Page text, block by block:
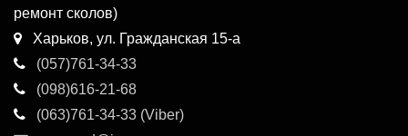
ремонт сколов)
Харьков, ул. Гражданская 15-а
(057)761-34-33
(098)616-21-68
(063)761-34-33 (Viber)